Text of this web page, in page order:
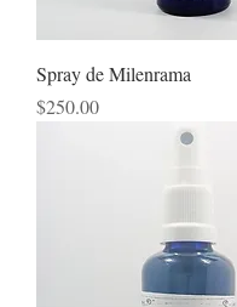
Spray de Milenrama
Precio
$250.00